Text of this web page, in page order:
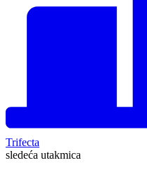
Trifecta
sledeća utakmica